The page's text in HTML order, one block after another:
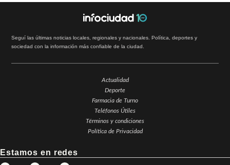
Seguí las últimas noticias locales, regionales y nacionales. Política, deportes y
sociedad con la información más confiable de la ciudad.
Actualidad
Deporte
Farmacia de Turno
Teléfonos Útiles
Términos y condiciones
Política de Privacidad
Estamos en redes